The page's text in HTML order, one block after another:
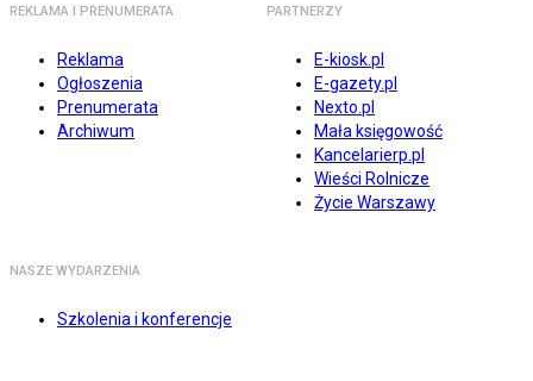
REKLAMA I PRENUMERATA
Reklama
Ogłoszenia
Prenumerata
Archiwum
PARTNERZY
E-kiosk.pl
E-gazety.pl
Nexto.pl
Mała księgowość
Kancelarierp.pl
Wieści Rolnicze
Życie Warszawy
NASZE WYDARZENIA
Szkolenia i konferencje